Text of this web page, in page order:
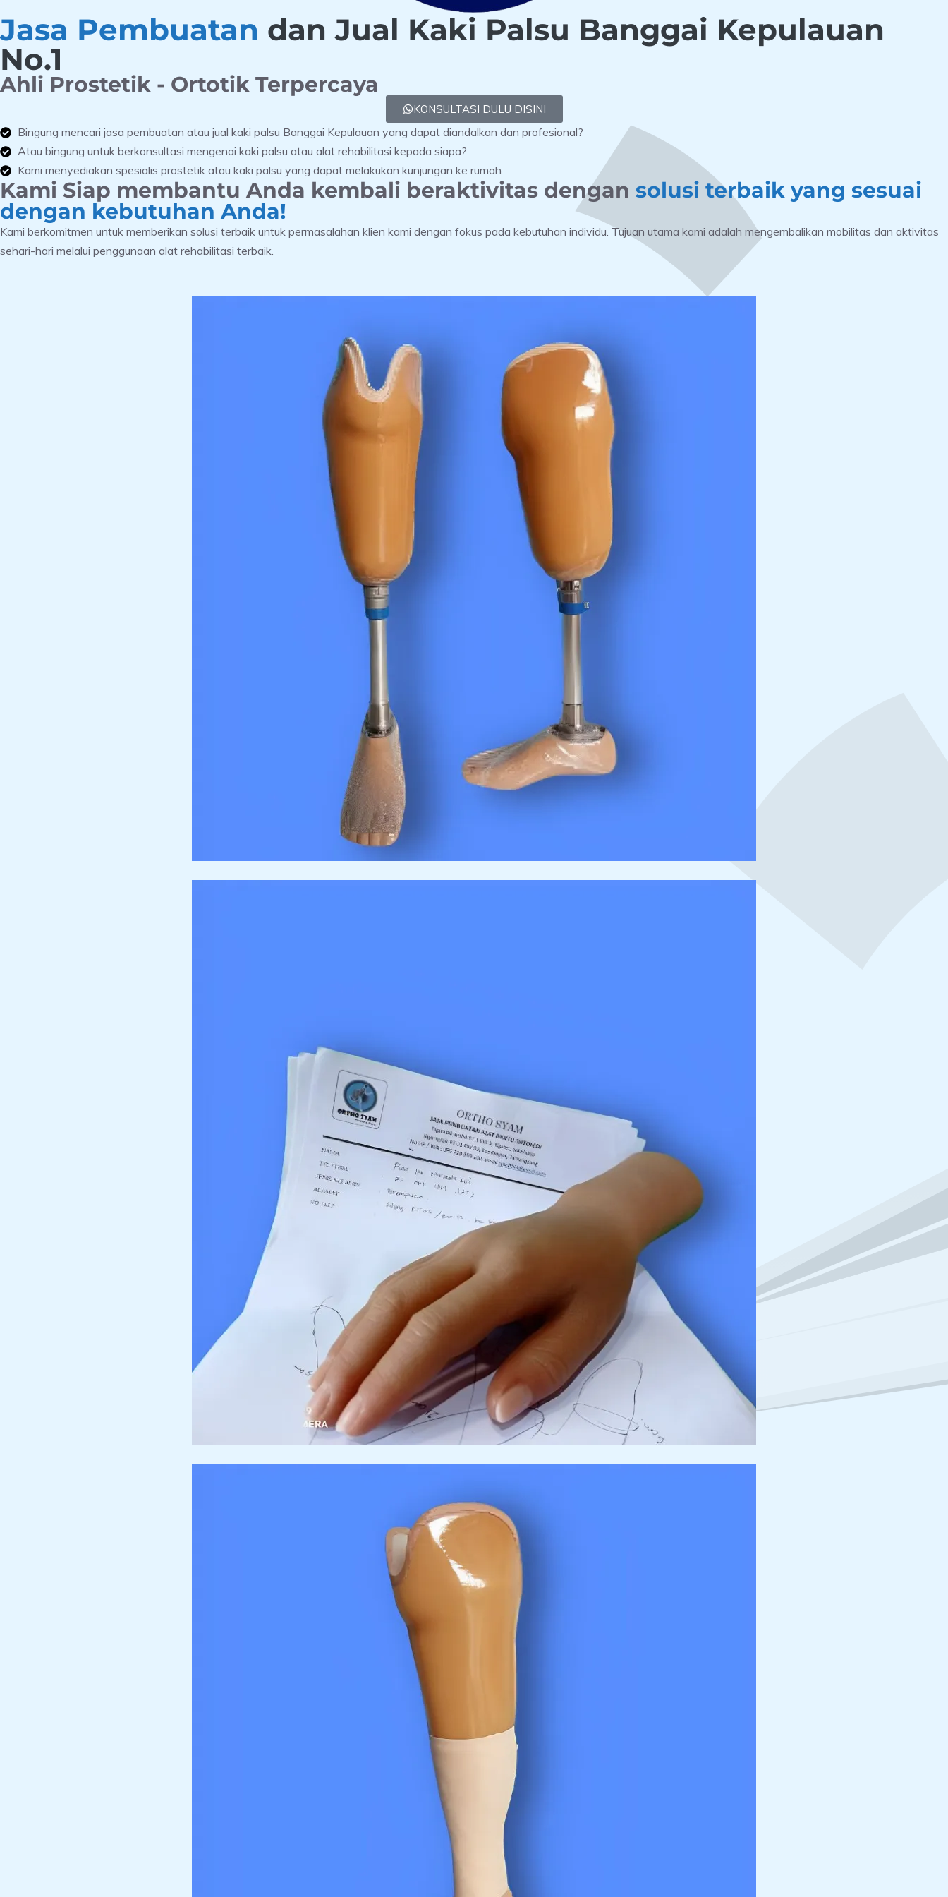
Jasa Pembuatan dan Jual Kaki Palsu Banggai Kepulauan
No.1
Ahli Prostetik - Ortotik Terpercaya
KONSULTASI DULU DISINI
Bingung mencari jasa pembuatan atau jual kaki palsu Banggai Kepulauan yang dapat diandalkan dan profesional?
Atau bingung untuk berkonsultasi mengenai kaki palsu atau alat rehabilitasi kepada siapa?
Kami menyediakan spesialis prostetik atau kaki palsu yang dapat melakukan kunjungan ke rumah
Kami Siap membantu Anda kembali beraktivitas dengan solusi terbaik yang sesuai
dengan kebutuhan Anda!
Kami berkomitmen untuk memberikan solusi terbaik untuk permasalahan klien kami dengan fokus pada kebutuhan individu. Tujuan utama kami adalah mengembalikan mobilitas dan aktivitas
sehari-hari melalui penggunaan alat rehabilitasi terbaik.